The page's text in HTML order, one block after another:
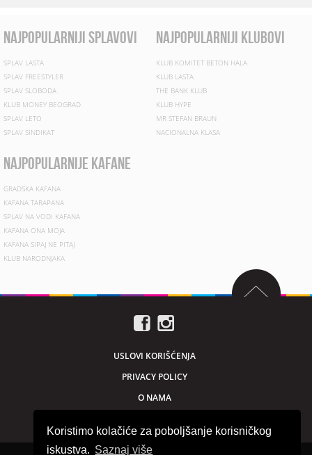
Koristimo kolačiće za poboljšanje korisničkog
iskustva. Saznaj više
najpopularniji splavovi
SPLAV LASTA
SPLAV FREESTYLER
SPLAV SLOBODA
KLUB MONEY BEOGRAD
SPLAV LETO
SPLAV SINDIKAT
najpopularniji klubovi
KLUB KOMITET BETON HALA
KLUB LASTA
THE BANK KLUB
KLUB HYPE
MR STEFAN BRAUN
NACIONALNA KLASA
najpopularnije kafane
GRADSKA KAFANA
KAFANA TARAPANA
SPLAV NA VODI KAFANA
KAFANA ONA MOJA
KAFANA SIPAJ NE PITAJ
KLUB NARODNJAKA
USLOVI KORIŠĆENJA
PRIVACY POLICY
O NAMA